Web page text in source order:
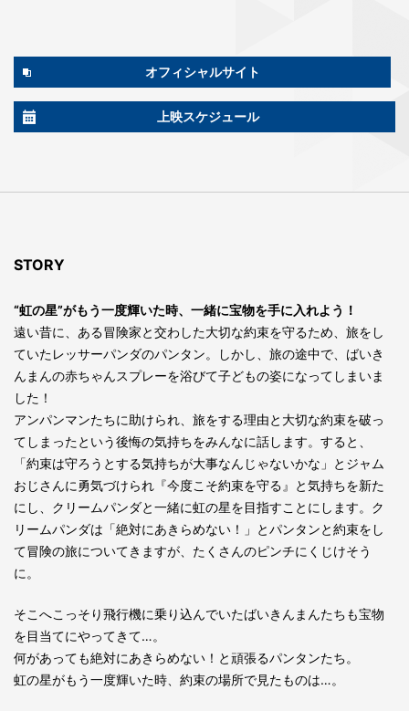
オフィシャルサイト
上映スケジュール
STORY
“虹の星”がもう一度輝いた時、一緒に宝物を手に入れよう！
遠い昔に、ある冒険家と交わした大切な約束を守るため、旅をし
ていたレッサーパンダのパンタン。しかし、旅の途中で、ばいき
んまんの赤ちゃんスプレーを浴びて子どもの姿になってしまいま
した！
アンパンマンたちに助けられ、旅をする理由と大切な約束を破っ
てしまったという後悔の気持ちをみんなに話します。すると、
「約束は守ろうとする気持ちが大事なんじゃないかな」とジャム
おじさんに勇気づけられ『今度こそ約束を守る』と気持ちを新た
にし、クリームパンダと一緒に虹の星を目指すことにします。ク
リームパンダは「絶対にあきらめない！」とパンタンと約束をし
て冒険の旅についてきますが、たくさんのピンチにくじけそう
に。
そこへこっそり飛行機に乗り込んでいたばいきんまんたちも宝物
を目当てにやってきて…。
何があっても絶対にあきらめない！と頑張るパンタンたち。
虹の星がもう一度輝いた時、約束の場所で見たものは…。